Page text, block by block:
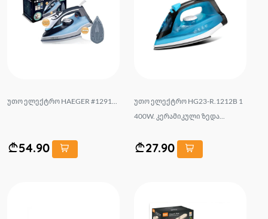
უთო ელექტრო HAEGER #1291...
54.90
უთო ელექტრო HG23-R.1212B 1
400W. კერამიკული ზედა...
27.90